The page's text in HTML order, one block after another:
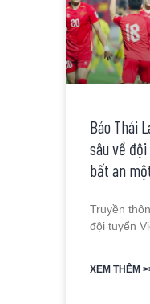
Báo Thái
sâu về
bất an
Truyền
đội tuyển
XEM THÊM